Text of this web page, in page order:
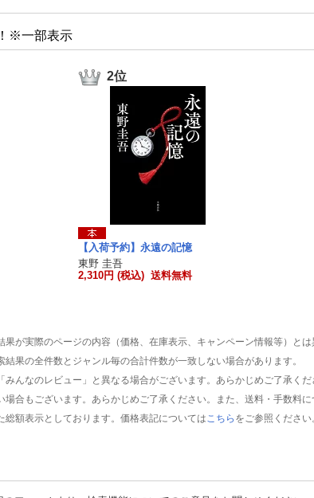
※一部表示
2位
【入荷予約】永遠の記憶
東野 圭吾
2,310円 (税込) 送料無料
が実際のページの内容（価格、在庫表示、キャンペーン情報等）とは
果の全件数とジャンル毎の合計件数が一致しない場合があります。
んなのレビュー」と異なる場合がございます。あらかじめご了承くだ
合もございます。あらかじめご了承ください。また、送料・手数料に
額表示としております。価格表記については こちら をご参照ください